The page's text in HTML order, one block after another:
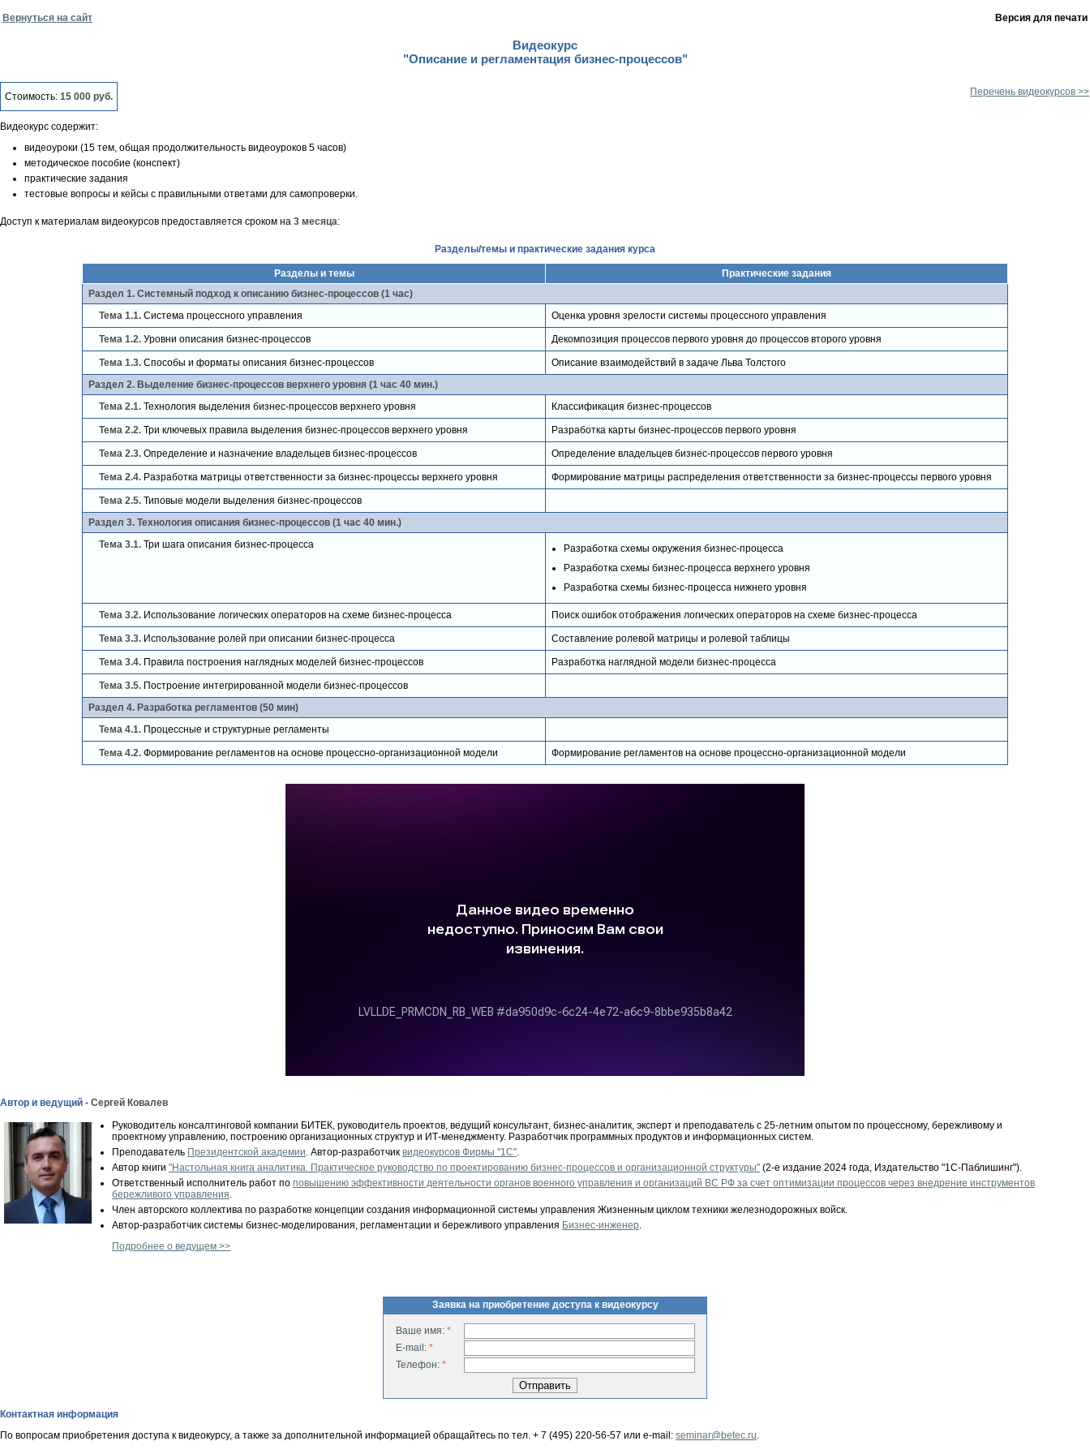
Вернуться на сайт Версия для печати
Видеокурс
"Описание и регламентация бизнес-процессов"
Стоимость: 15 000 руб. Перечень видеокурсов >>
Видеокурс содержит:
видеоуроки (15 тем, общая продолжительность видеоуроков 5 часов)
методическое пособие (конспект)
практические задания
тестовые вопросы и кейсы с правильными ответами для самопроверки.
Доступ к материалам видеокурсов предоставляется сроком на 3 месяца:
Разделы/темы и практические задания курса
Разделы и темы
Практические задания
Раздел 1. Системный подход к описанию бизнес-процессов (1 час)
Тема 1.1. Система процессного управления Оценка уровня зрелости системы процессного управления
Тема 1.2. Уровни описания бизнес-процессов Декомпозиция процессов первого уровня до процессов второго уровня
Тема 1.3. Способы и форматы описания бизнес-процессов
Описание взаимодействий в задаче Льва Толстого
Раздел 2. Выделение бизнес-процессов верхнего уровня (1 час 40 мин.)
Тема 2.1. Технология выделения бизнес-процессов верхнего уровня Классификация бизнес-процессов
Тема 2.2. Три ключевых правила выделения бизнес-процессов верхнего уровня Разработка карты бизнес-процессов первого уровня
Тема 2.3. Определение и назначение владельцев бизнес-процессов Определение владельцев бизнес-процессов первого уровня
Тема 2.4. Разработка матрицы ответственности за бизнес-процессы верхнего уровня Формирование матрицы распределения ответственности за бизнес-процессы первого уровня
Тема 2.5. Типовые модели выделения бизнес-процессов
Раздел 3. Технология описания бизнес-процессов (1 час 40 мин.)
Тема 3.1. Три шага описания бизнес-процесса
Разработка схемы окружения бизнес-процесса
Разработка схемы бизнес-процесса верхнего уровня
Разработка схемы бизнес-процесса нижнего уровня
Тема 3.2. Использование логических операторов на схеме бизнес-процесса Поиск ошибок отображения логических операторов на схеме бизнес-процесса
Тема 3.3. Использование ролей при описании бизнес-процесса Составление ролевой матрицы и ролевой таблицы
Тема 3.4. Правила построения наглядных моделей бизнес-процессов Разработка наглядной модели бизнес-процесса
Тема 3.5. Построение интегрированной модели бизнес-процессов
Раздел 4. Разработка регламентов (50 мин)
Тема 4.1. Процессные и структурные регламенты
Тема 4.2. Формирование регламентов на основе процессно-организационной модели Формирование регламентов на основе процессно-организационной модели
Автор и ведущий - Сергей Ковалев
Руководитель консалтинговой компании БИТЕК, руководитель проектов, ведущий консультант, бизнес-аналитик, эксперт и преподаватель с 25-летним опытом по процессному, бережливому и
проектному управлению, построению организационных структур и ИТ-менеджменту. Разработчик программных продуктов и информационных систем.
Преподаватель Президентской академии. Автор-разработчик видеокурсов Фирмы "1С".
Автор книги "Настольная книга аналитика. Практическое руководство по проектированию бизнес-процессов и организационной структуры" (2-е издание 2024 года, Издательство "1С-Паблишинг").
Ответственный исполнитель работ по повышению эффективности деятельности органов военного управления и организаций ВС РФ за счет оптимизации процессов через внедрение инструментов
бережливого управления.
Член авторского коллектива по разработке концепции создания информационной системы управления Жизненным циклом техники железнодорожных войск.
Автор-разработчик системы бизнес-моделирования, регламентации и бережливого управления Бизнес-инженер.
Подробнее о ведущем >>
Заявка на приобретение доступа к видеокурсу
Ваше имя: *
E-mail: *
Телефон: *
Контактная информация
По вопросам приобретения доступа к видеокурсу, а также за дополнительной информацией обращайтесь по тел. + 7 (495) 220-56-57 или e-mail: seminar@betec.ru.